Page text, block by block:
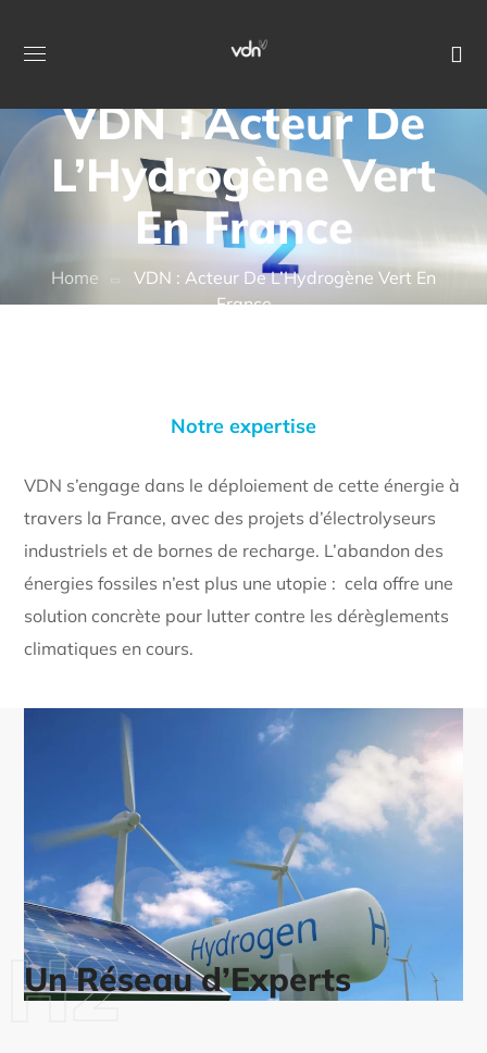
VDN : Acteur De
L’Hydrogène Vert
En France
Home
VDN : Acteur De L’Hydrogène Vert En
France
Notre expertise
VDN s’engage dans le déploiement de cette énergie à
travers la France, avec des projets d’électrolyseurs
industriels et de bornes de recharge. L’abandon des
énergies fossiles n’est plus une utopie : cela offre une
solution concrète pour lutter contre les dérèglements
climatiques en cours.
Un Réseau d’Experts
H2